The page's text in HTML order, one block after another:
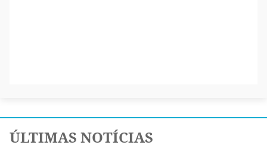
ÚLTIMAS NOTÍCIAS